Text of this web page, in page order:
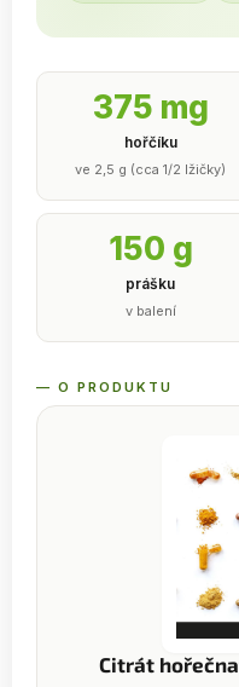
375 mg
hořčíku
ve 2,5 g (cca 1/2 lžičky)
150 g
prášku
v balení
— O PRODUKTU
Citrát